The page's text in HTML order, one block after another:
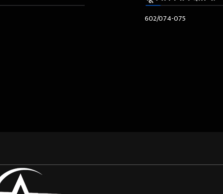
602/074-075